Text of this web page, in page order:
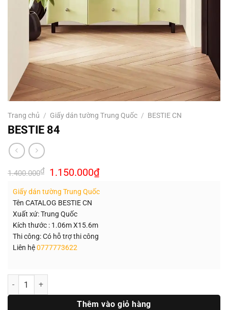
Trang chủ / Giấy dán tường Trung Quốc / BESTIE CN
BESTIE 84
1.400.000₫ Giá
gốc
1.400.000₫.
1.150.000₫Giá
hiện
là:
Giấy dán tường Trung Quốc
Tên CATALOG BESTIE CN
Xuất xứ: Trung Quốc
Kích thước : 1.06m X15.6m
Thi công: Có hỗ trợ thi công
Liên hệ0777773622
Số lượng
Thêm vào giỏ hàng